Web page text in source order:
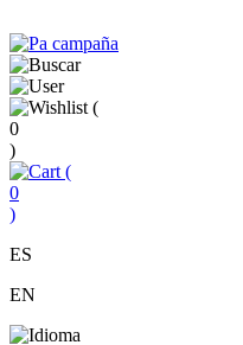
(
0
)
(
0
)
ES
EN